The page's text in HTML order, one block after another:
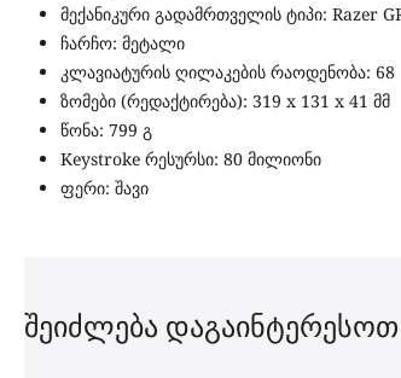
მექანიკური გადამრთველის ტიპი: Razer
ჩარჩო: მეტალი
კლავიატურის ღილაკების რაოდენობა: 68
ზომები (რედაქტირება): 319 x 131 x 41 მმ
წონა: 799 გ
Keystroke რესურსი: 80 მილიონი
ფერი: შავი
შეიძლება დაგაინტერესოთ